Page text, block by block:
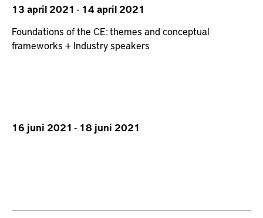
13 april 2021 - 14 april 2021
Foundations of the CE: themes and conceptual
frameworks + Industry speakers
16 juni 2021 - 18 juni 2021